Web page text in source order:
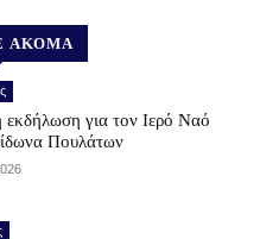
ΑΚΟΜΑ
εκδήλωση για τον Ιερό Ναό
Πουλάτων